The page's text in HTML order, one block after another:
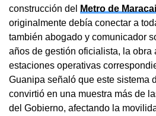
construcción del
Metro de
originalmente debía conectar a
también abogado y comunicador
años de gestión oficialista, la obra
estaciones operativas
Guanipa señaló que este sistema
convirtió en una muestra más de
del Gobierno, afectando la